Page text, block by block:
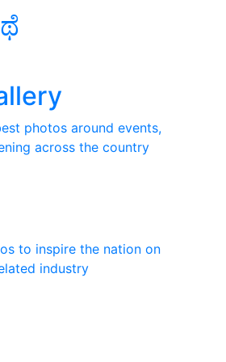
photos around events,
across the country
to inspire the nation on
industry